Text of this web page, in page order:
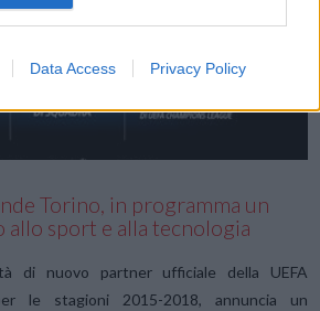
Data Access Privacy Policy
Torino, in programma un
allo sport e alla tecnologia
di nuovo partner ufficiale della UEFA
le stagioni 2015-2018, annuncia un